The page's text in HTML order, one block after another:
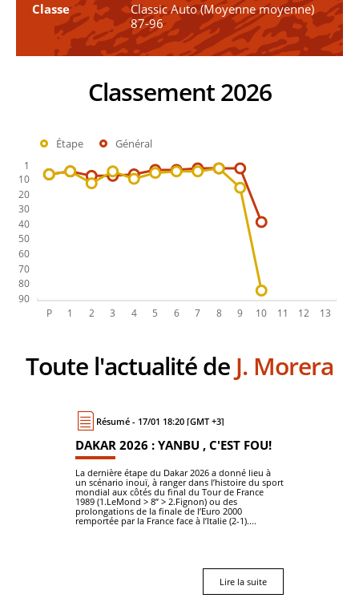
Classe
Classic Auto (Moyenne moyenne)
87-96
Classement 2026
Étape Général
Toute l'actualité de J. Morera
Résumé - 17/01 18:20 [GMT +3]
DAKAR 2026 : YANBU , C'EST FOU!
La dernière étape du Dakar 2026 a donné lieu à
un scénario inouï, à ranger dans l’histoire du sport
mondial aux côtés du final du Tour de France
1989 (1.LeMond > 8’’ > 2.Fignon) ou des
prolongations de la finale de l’Euro 2000
remportée par la France face à l’Italie (2-1)....
Lire la suite